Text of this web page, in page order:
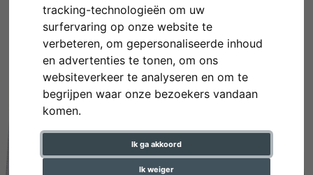
tracking-technologieën om uw
surfervaring op onze website te
verbeteren, om gepersonaliseerde inhoud
en advertenties te tonen, om ons
websiteverkeer te analyseren en om te
begrijpen waar onze bezoekers vandaan
komen.
Ik ga akkoord
Ik weiger
Terug